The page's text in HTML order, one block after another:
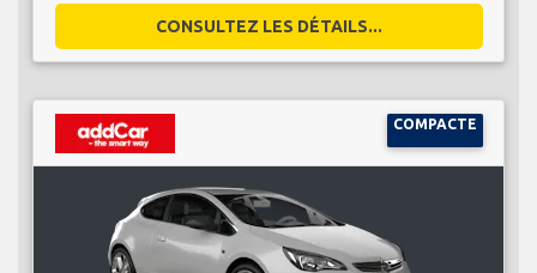
CONSULTEZ LES DÉTAILS...
COMPACTE